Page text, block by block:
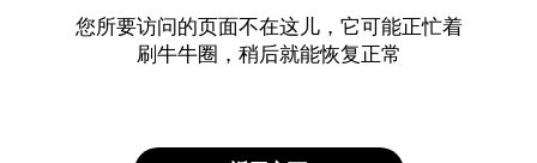
您所要访问的页面不在这儿，它可能正忙着
刷牛牛圈，稍后就能恢复正常